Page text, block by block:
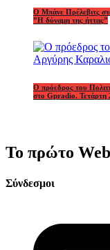
Ο Μπάνε Πρέλεβιτς
”Η δύναμη της ήττας”
Ο πρόεδρος του
στο Gpradio. Τετάρτη
Το πρώτο
Σύνδεσμοι